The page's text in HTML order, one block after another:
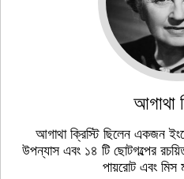
আগাথা
আগাথা ক্রিস্টি ছিলেন একজন
উপন্যাস এবং ১৪ টি ছোটগল্পের
পায়রোট এবং মিস